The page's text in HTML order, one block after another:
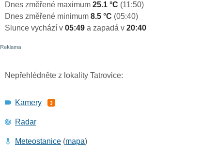
Dnes změřené maximum 25.1 °C (11:50)
Dnes změřené minimum 8.5 °C (05:40)
Slunce vychází v 05:49 a zapadá v 20:40
Nepřehlédněte z lokality Tatrovice:
Kamery 3
Radar
Meteostanice (mapa)